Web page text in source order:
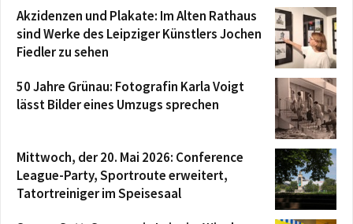
Akzidenzen und Plakate: Im Alten Rathaus
sind Werke des Leipziger Künstlers Jochen
Fiedler zu sehen
50 Jahre Grünau: Fotografin Karla Voigt
lässt Bilder eines Umzugs sprechen
Mittwoch, der 20. Mai 2026: Conference
League-Party, Sportroute erweitert,
Tatortreiniger im Speisesaal